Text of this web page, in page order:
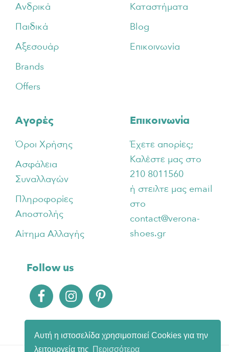
Αυτή η ιστοσελίδα χρησιμοποιεί Cookies για την
λειτουργεία της Περισσότερα
Ανδρικά
Παιδικά
Αξεσουάρ
Brands
Offers
Καταστήματα
Blog
Επικοινωνία
Αγορές
Όροι Χρήσης
Ασφάλεια
Συναλλαγών
Πληροφορίες
Αποστολής
Αίτημα Αλλαγής
Επικοινωνία
Έχετε απορίες;
Καλέστε μας στο
210 8011560
ή στειλτε μας email
στο
contact@verona-
shoes.gr
Follow us